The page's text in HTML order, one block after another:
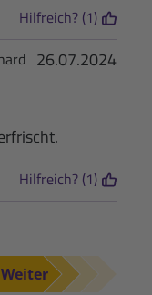
Hilfreich? (1)
26.07.2024
Hilfreich? (1)
Weiter